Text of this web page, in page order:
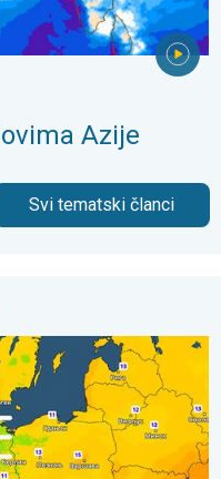
Azije
Svi tematski članci
sveže noći. . .